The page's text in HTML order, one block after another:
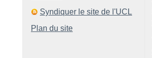
Syndiquer le site de l'UCL
Plan du site